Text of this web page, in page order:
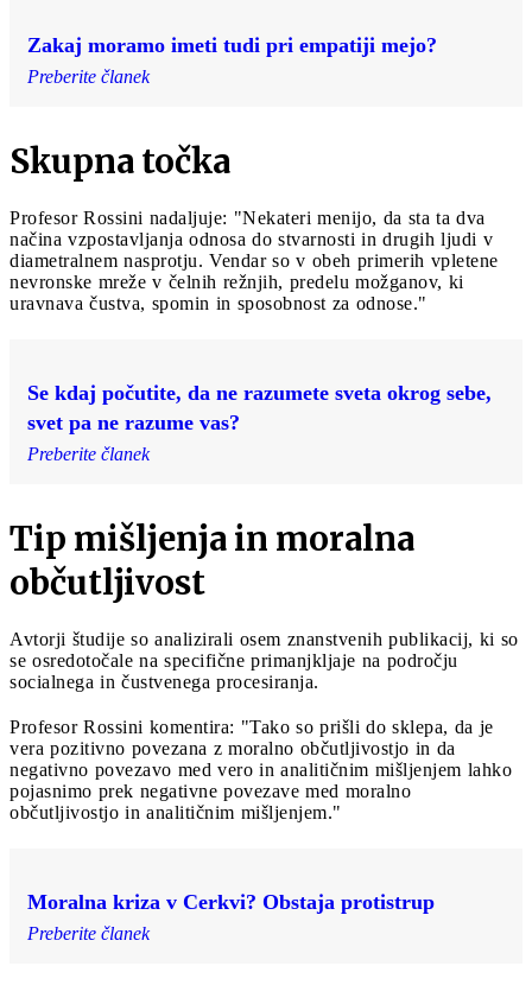
Zakaj moramo imeti tudi pri empatiji mejo?
Preberite članek
Skupna točka
Profesor Rossini nadaljuje: "Nekateri menijo, da sta ta dva
načina vzpostavljanja odnosa do stvarnosti in drugih ljudi v
diametralnem nasprotju. Vendar so v obeh primerih vpletene
nevronske mreže v čelnih režnjih, predelu možganov, ki
uravnava čustva, spomin in sposobnost za odnose."
Se kdaj počutite, da ne razumete sveta okrog sebe,
svet pa ne razume vas?
Preberite članek
Tip mišljenja in moralna
občutljivost
Avtorji študije so analizirali osem znanstvenih publikacij, ki so
se osredotočale na specifične primanjkljaje na področju
socialnega in čustvenega procesiranja.
Profesor Rossini komentira: "Tako so prišli do sklepa, da je
vera pozitivno povezana z moralno občutljivostjo in da
negativno povezavo med vero in analitičnim mišljenjem lahko
pojasnimo prek negativne povezave med moralno
občutljivostjo in analitičnim mišljenjem."
Moralna kriza v Cerkvi? Obstaja protistrup
Preberite članek